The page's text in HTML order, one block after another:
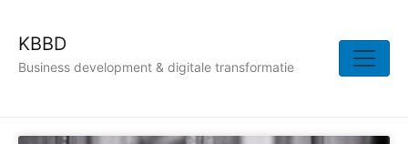
KBBD
Business development & digitale transformatie